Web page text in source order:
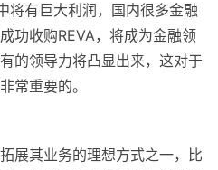
将有巨大利润，国内很多金融
功收购REVA，将成为金融领
的领导力将凸显出来，这对于
常重要的。
展其业务的理想方式之一，比